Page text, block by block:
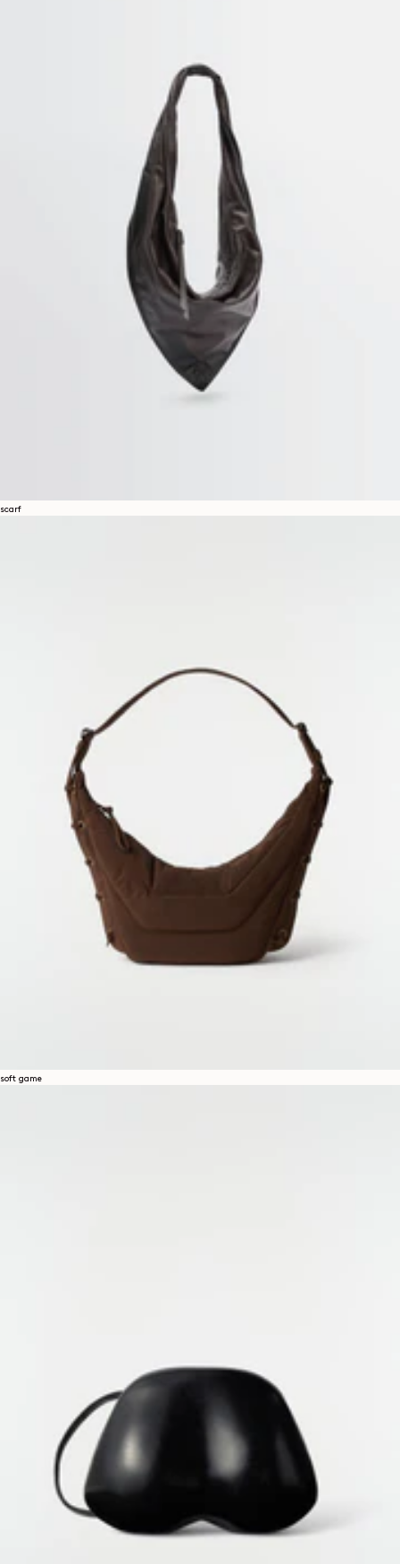
scarf
soft game